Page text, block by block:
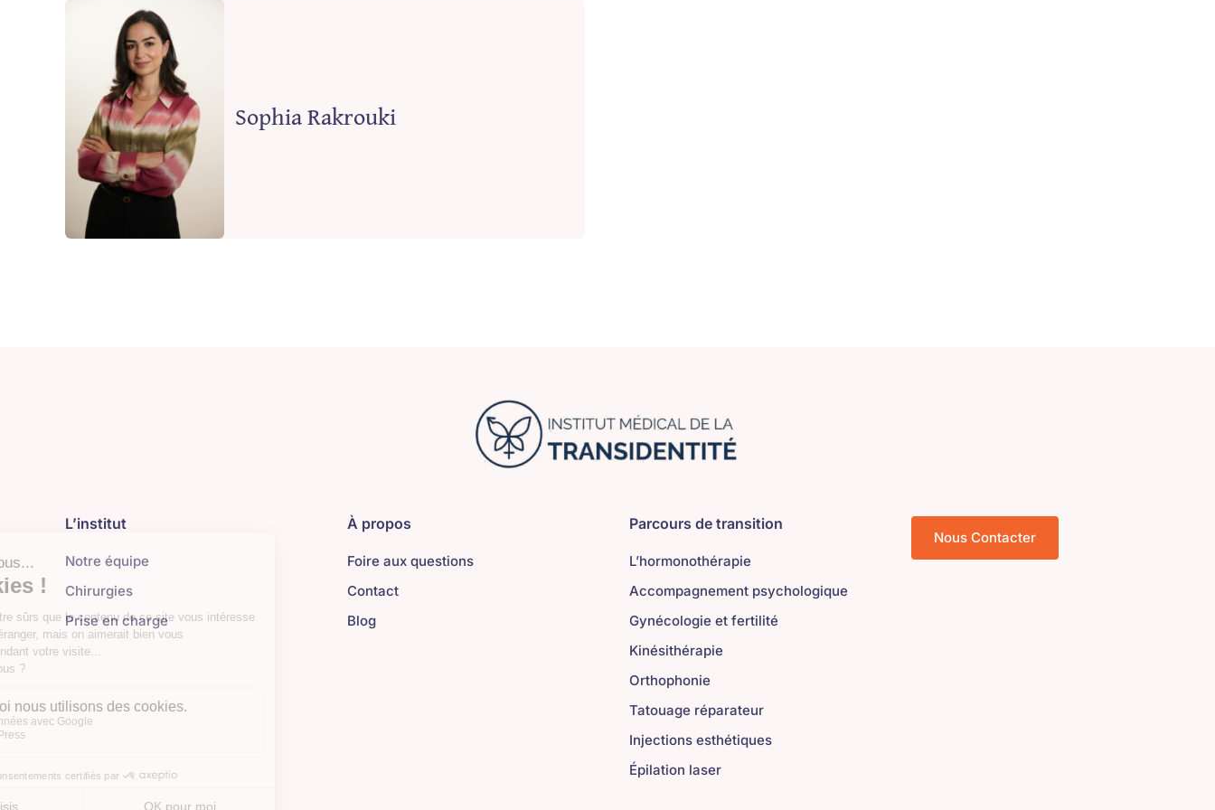
Sophia Rakrouki
L’institut
Notre équipe
Chirurgies
Prise en charge
À propos
Foire aux questions
Contact
Blog
Parcours de transition
L’hormonothérapie
Accompagnement psychologique
Gynécologie et fertilité
Kinésithérapie
Orthophonie
Tatouage réparateur
Injections esthétiques
Épilation laser
Nous Contacter